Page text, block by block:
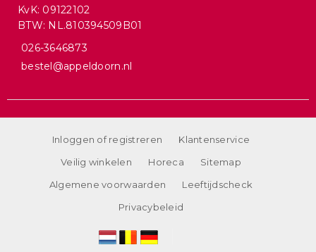
KvK: 09122102
BTW: NL.810394509B01
026-3646873
bestel@appeldoorn.nl
Inloggen of registreren
Klantenservice
Veilig winkelen
Horeca
Sitemap
Algemene voorwaarden
Leeftijdscheck
Privacybeleid